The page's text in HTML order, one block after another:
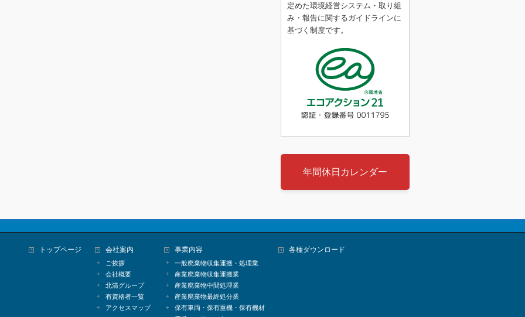
定めた環境経営システム・取り組
み・報告に関するガイドラインに
基づく制度です。
年間休日カレンダー
トップページ 会社案内
ご挨拶
会社概要
北清グループ
有資格者一覧
アクセスマップ
事業内容
一般廃棄物収集運搬・処理業
産業廃棄物収集運搬業
産業廃棄物中間処理業
産業廃棄物最終処分業
保有車両・保有重機・保有機材
各種ダウンロード